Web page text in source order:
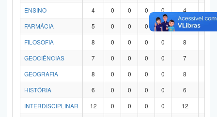
ENSINO
4 0 0 0 0 4
FARMÁCIA
5 0 0 0 0 5
FILOSOFIA
8 0 0 0 0 8
GEOCIÊNCIAS
7 0 0 0 0 7
GEOGRAFIA
8 0 0 0 0 8
HISTÓRIA
6 0 0 0 0 6
INTERDISCIPLINAR
12 0 0 0 0 12